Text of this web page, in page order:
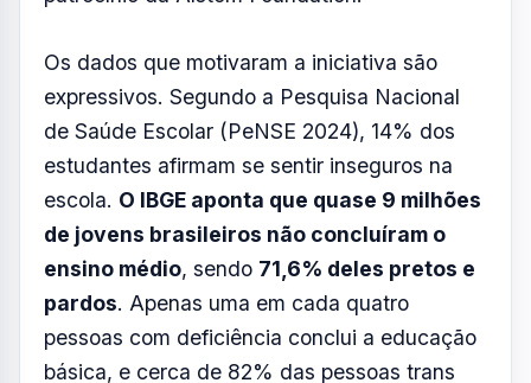
longo da trajetória escolar.
A cartilha aborda a diversidade em múltiplas
dimensões: racial, corporal, sexual, de
gênero, além de questões relacionadas a
deficiências e neurodivergências. O material
combina dados, orientações legais e relatos
de mães e educadoras, e traz sugestões para
que profissionais da educação identifiquem
situações de vulnerabilidade e promovam